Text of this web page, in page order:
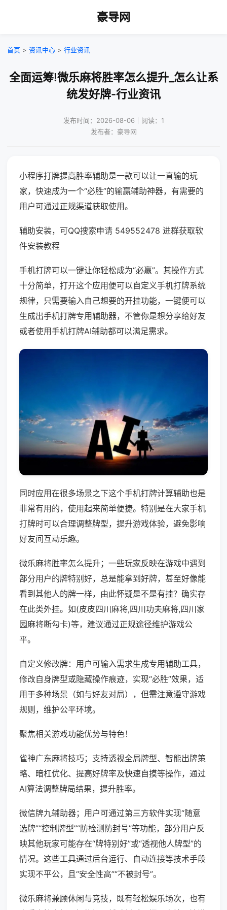
豪导网
首页 > 资讯中心 > 行业资讯
全面运筹!微乐麻将胜率怎么提升_怎么让系
统发好牌-行业资讯
发布时间：2026-08-06｜阅读：1
发布者：豪导网
小程序打牌提高胜率辅助是一款可以让一直输的玩
家，快速成为一个“必胜”的输赢辅助神器，有需要的
用户可通过正规渠道获取使用。
辅助安装，可QQ搜索申请 549552478 进群获取软
件安装教程
手机打牌可以一键让你轻松成为“必赢”。其操作方式
十分简单，打开这个应用便可以自定义手机打牌系统
规律，只需要输入自己想要的开挂功能，一键便可以
生成出手机打牌专用辅助器，不管你是想分享给好友
或者使用手机打牌AI辅助都可以满足需求。
同时应用在很多场景之下这个手机打牌计算辅助也是
非常有用的，使用起来简单便捷。特别是在大家手机
打牌时可以合理调整牌型，提升游戏体验，避免影响
好友间互动乐趣。
微乐麻将胜率怎么提升；一些玩家反映在游戏中遇到
部分用户的牌特别好，总是能拿到好牌，甚至好像能
看到其他人的牌一样，由此怀疑是不是有挂？确实存
在此类外挂。如(皮皮四川麻将,四川功夫麻将,四川家
园麻将断勾卡)等，建议通过正规途径维护游戏公
平。
自定义修改牌：用户可输入需求生成专用辅助工具，
修改自身牌型或隐藏操作痕迹，实现“必胜”效果，适
用于多种场景（如与好友对局），但需注意遵守游戏
规则，维护公平环境。
聚焦相关游戏功能优势与特色！
雀神广东麻将技巧；支持透视全局牌型、智能出牌策
略、暗杠优化、提高好牌率及快速自摸等操作，通过
AI算法调整牌局结果，提升胜率。
微信牌九辅助器；用户可通过第三方软件实现“随意
选牌”“控制牌型”“防检测防封号”等功能，部分用户反
映其他玩家可能存在“牌特别好”或“透视他人牌型”的
情况。这些工具通过后台运行、自动连接等技术手段
实现不平公，且“安全性高”“不被封号”。
微乐麻将兼顾休闲与竞技，既有轻松娱乐场次，也有